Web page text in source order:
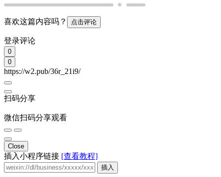
喜欢这篇内容吗？ 点击评论
登录评论
0
0
https://w2.pub/36r_21i9/
扫码分享
微信扫码分享观看
Close
插入小程序链接 [查看教程]
插入